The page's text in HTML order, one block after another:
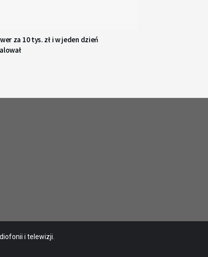
za 10 tys. zł i w jeden dzień
i telewizji.